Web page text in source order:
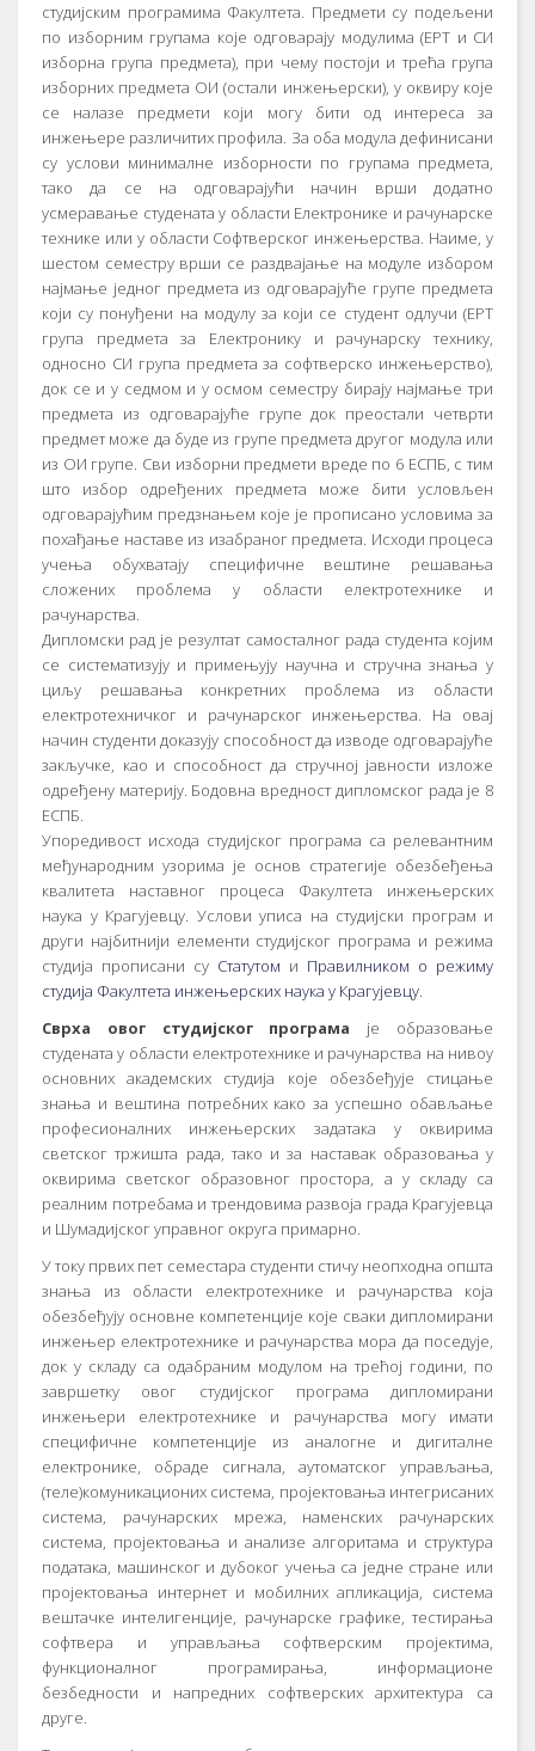
студијским програмима Факултета. Предмети су подељени
по изборним групама које одговарају модулима (ЕРТ и СИ
изборна група предмета), при чему постоји и трећа група
изборних предмета ОИ (остали инжењерски), у оквиру које
се налазе предмети који могу бити од интереса за
инжењере различитих профила. За оба модула дефинисани
су услови минималне изборности по групама предмета,
тако да се на одговарајући начин врши додатно
усмеравање студената у области Електронике и рачунарске
технике или у области Софтверског инжењерства. Наиме, у
шестом семестру врши се раздвајање на модуле избором
најмање једног предмета из одговарајуће групе предмета
који су понуђени на модулу за који се студент одлучи (ЕРТ
група предмета за Електронику и рачунарску технику,
односно СИ група предмета за софтверско инжењерство),
док се и у седмом и у осмом семестру бирају најмање три
предмета из одговарајуће групе док преостали четврти
предмет може да буде из групе предмета другог модула или
из ОИ групе. Сви изборни предмети вреде по 6 ЕСПБ, с тим
што избор одређених предмета може бити условљен
одговарајућим предзнањем које је прописано условима за
похађање наставе из изабраног предмета. Исходи процеса
учења обухватају специфичне вештине решавања
сложених проблема у области електротехнике и
рачунарства.
Дипломски рад је резултат самосталног рада студента којим
се систематизују и примењују научна и стручна знања у
циљу решавања конкретних проблема из области
електротехничког и рачунарског инжењерства. На овај
начин студенти доказују способност да изводе одговарајуће
закључке, као и способност да стручној јавности изложе
одређену материју. Бодовна вредност дипломског рада је 8
ЕСПБ.
Упоредивост исхода студијског програма са релевантним
међународним узорима је основ стратегије обезбеђења
квалитета наставног процеса Факултета инжењерских
наука у Крагујевцу. Услови уписа на студијски програм и
други најбитнији елементи студијског програма и режима
студија прописани су Статутом и Правилником о режиму
студија Факултета инжењерских наука у Крагујевцу.
Сврха овог студијског програма је образовање
студената у области електротехнике и рачунарства на нивоу
основних академских студија које обезбеђује стицање
знања и вештина потребних како за успешно обављање
професионалних инжењерских задатака у оквирима
светског тржишта рада, тако и за наставак образовања у
оквирима светског образовног простора, а у складу са
реалним потребама и трендовима развоја града Крагујевца
и Шумадијског управног округа примарно.
У току првих пет семестара студенти стичу неопходна општа
знања из области електротехнике и рачунарства која
обезбеђују основне компетенције које сваки дипломирани
инжењер електротехнике и рачунарства мора да поседује,
док у складу са одабраним модулом на трећој години, по
завршетку овог студијског програма дипломирани
инжењери електротехнике и рачунарства могу имати
специфичне компетенције из аналогне и дигиталне
електронике, обраде сигнала, аутоматског управљања,
(теле)комуникационих система, пројектовања интегрисаних
система, рачунарских мрежа, наменских рачунарских
система, пројектовања и анализе алгоритама и структура
података, машинског и дубоког учења са једне стране или
пројектовања интернет и мобилних апликација, система
вештачке интелигенције, рачунарске графике, тестирања
софтвера и управљања софтверским пројектима,
функционалног програмирања, информационе
безбедности и напредних софтверских архитектура са
друге.